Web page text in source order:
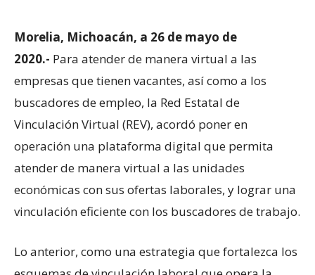
Morelia, Michoacán, a 26 de mayo de
2020.- Para atender de manera virtual a las
empresas que tienen vacantes, así como a los
buscadores de empleo, la Red Estatal de
Vinculación Virtual (REV), acordó poner en
operación una plataforma digital que permita
atender de manera virtual a las unidades
económicas con sus ofertas laborales, y lograr una
vinculación eficiente con los buscadores de trabajo.
Lo anterior, como una estrategia que fortalezca los